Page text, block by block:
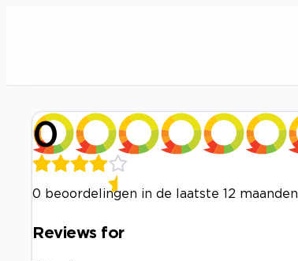
0
0 beoordelingen in de laatste 12 maanden
Reviews for